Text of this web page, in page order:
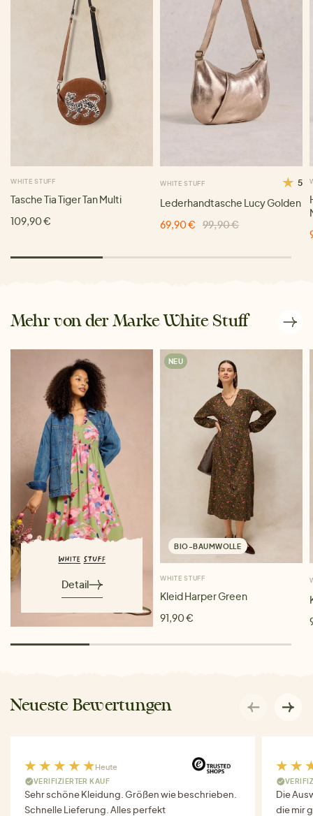
WHITE STUFF
Tasche Tia Tiger Tan Multi
109,90 €
WHITE STUFF 5
Lederhandtasche Lucy Golden
69,90 €
99,90 €
Mehr von der Marke White Stuff
Detail
NEU
BIO-BAUMWOLLE
WHITE STUFF
Kleid Harper Green
91,90 €
Neueste Bewertungen
Heute
VERIFIZIERTER KAUF
Sehr schöne Kleidung. Größen wie beschrieben.
Schnelle Lieferung. Alles perfekt
Die
die mir